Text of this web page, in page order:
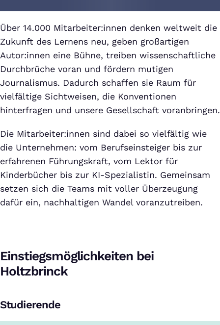
Über 14.000 Mitarbeiter:innen denken weltweit die
Zukunft des Lernens neu, geben großartigen
Autor:innen eine Bühne, treiben wissenschaftliche
Durchbrüche voran und fördern mutigen
Journalismus. Dadurch schaffen sie Raum für
vielfältige Sichtweisen, die Konventionen
hinterfragen und unsere Gesellschaft voranbringen.
Die Mitarbeiter:innen sind dabei so vielfältig wie
die Unternehmen: vom Berufseinsteiger bis zur
erfahrenen Führungskraft, vom Lektor für
Kinderbücher bis zur KI-Spezialistin. Gemeinsam
setzen sich die Teams mit voller Überzeugung
dafür ein, nachhaltigen Wandel voranzutreiben.
Einstiegsmöglichkeiten bei
Holtzbrinck
Studierende